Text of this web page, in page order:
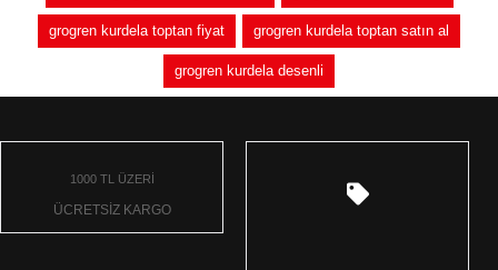
grogren kurdela toptan fiyat grogren kurdela toptan satın al
grogren kurdela desenli
1000 TL ÜZERİ
ÜCRETSİZ KARGO